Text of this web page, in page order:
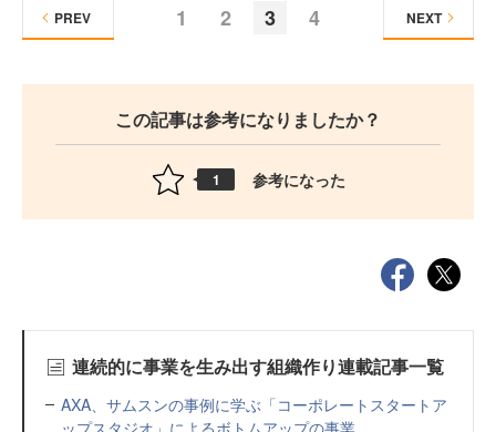
1 2 3 4
PREV NEXT
この記事は参考になりましたか？
1 参考になった
連続的に事業を生み出す組織作り連載記事一覧
AXA、サムスンの事例に学ぶ「コーポレートスタートア
ップスタジオ」によるボトムアップの事業...